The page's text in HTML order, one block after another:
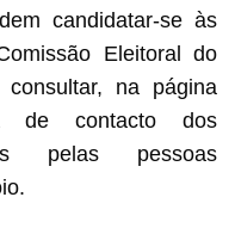
candidatar-se às
Eleitoral do
na página
de contacto dos
pelas pessoas